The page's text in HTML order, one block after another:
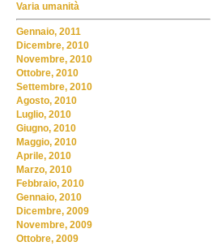
Varia umanità
Gennaio, 2011
Dicembre, 2010
Novembre, 2010
Ottobre, 2010
Settembre, 2010
Agosto, 2010
Luglio, 2010
Giugno, 2010
Maggio, 2010
Aprile, 2010
Marzo, 2010
Febbraio, 2010
Gennaio, 2010
Dicembre, 2009
Novembre, 2009
Ottobre, 2009